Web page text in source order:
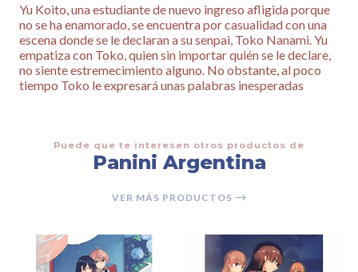
Yu Koito, una estudiante de nuevo ingreso afligida porque
no se ha enamorado, se encuentra por casualidad con una
escena donde se le declaran a su senpai, Toko Nanami. Yu
empatiza con Toko, quien sin importar quién se le declare,
no siente estremecimiento alguno. No obstante, al poco
tiempo Toko le expresará unas palabras inesperadas
Puede que te interesen otros productos de
Panini Argentina
VER MÁS PRODUCTOS